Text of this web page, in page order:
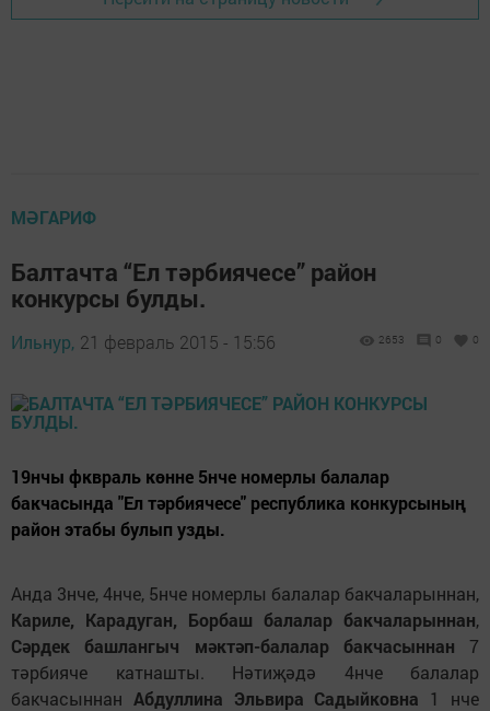
МӘГАРИФ
Балтачта “Ел тәрбиячесе” район
конкурсы булды.
Ильнур, 21 февраль 2015 - 15:56 2653 0 0
19нчы фквраль көнне 5нче номерлы балалар
бакчасында "Ел тәрбиячесе" республика конкурсының
район этабы булып узды.
Анда 3нче, 4нче, 5нче номерлы балалар бакчаларыннан,
Кариле, Карадуган, Борбаш балалар бакчаларыннан,
Сәрдек башлангыч мәктәп-балалар бакчасыннан 7
тәрбияче катнашты. Нәтиҗәдә 4нче балалар
бакчасыннан Абдуллина Эльвира Садыйковна 1 нче